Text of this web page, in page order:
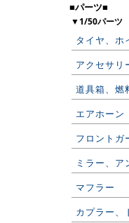
■パーツ■
▼1/50パーツ
タイヤ、ホ
アクセサリ
道具箱、燃
エアホーン
フロントガ
ミラー、ア
マフラー
カプラー、